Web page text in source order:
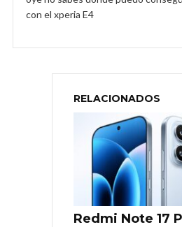
con el xperia E4
RELACIONADOS
Redmi Note 17